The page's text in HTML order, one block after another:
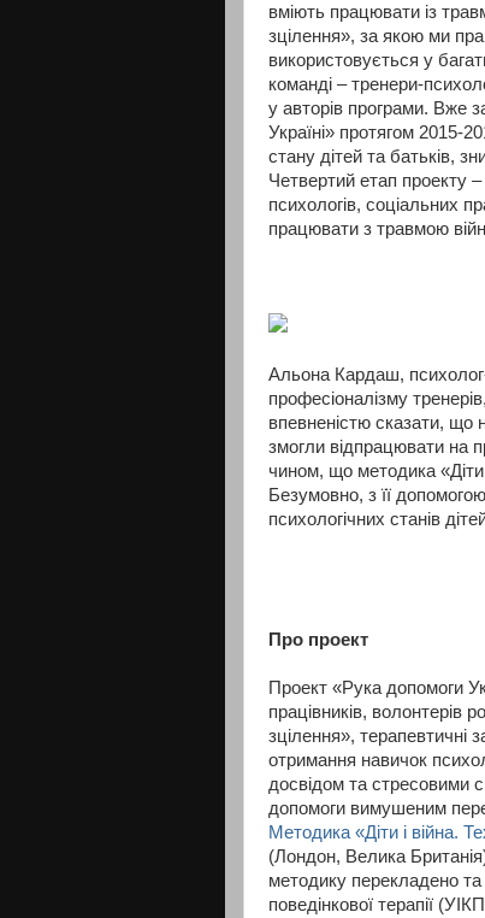
вміють працювати із
зцілення», за якою ми
використовується у
команді – тренери-
у авторів програми. Вже
Україні» протягом 2015-
стану дітей та батьків,
Четвертий етап проекту
психологів, соціальних
працювати з травмою
Альона Кардаш,
професіоналізму
впевненістю сказати, що
змогли відпрацювати на
чином, що методика «Діти
Безумовно, з її
психологічних станів
Про проект
Проект «Рука допомоги
працівників, волонтерів
зцілення», терапевтичні
отримання навичок
досвідом та стресовими
допомоги вимушеним
Методика «Діти і війна.
(Лондон, Велика
методику перекладено та
поведінкової терапії